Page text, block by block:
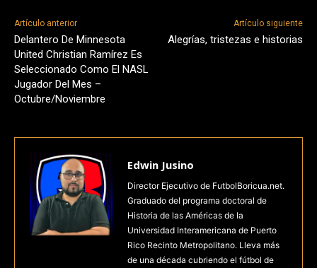
Artículo anterior
Delantero De Minnesota
United Christian Ramírez Es
Seleccionado Como El NASL
Jugador Del Mes –
Octubre/Noviembre
Artículo siguiente
Alegrías, tristezas e historias
Edwin Jusino
Director Ejecutivo de FutbolBoricua.net.
Graduado del programa doctoral de
Historia de las Américas de la
Universidad Interamericana de Puerto
Rico Recinto Metropolitano. Lleva más
de una década cubriendo el fútbol de